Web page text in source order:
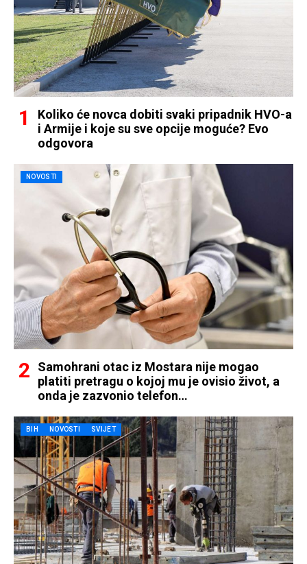
Koliko će novca dobiti svaki pripadnik HVO-a
i Armije i koje su sve opcije moguće? Evo
odgovora
NOVOSTI
Samohrani otac iz Mostara nije mogao
platiti pretragu o kojoj mu je ovisio život, a
onda je zazvonio telefon…
BIH NOVOSTI SVIJET